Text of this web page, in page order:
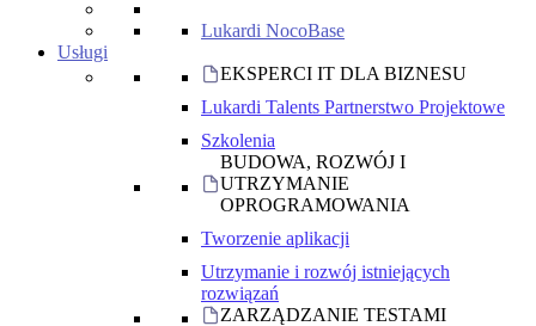
Lukardi NocoBase
Usługi
EKSPERCI IT DLA BIZNESU
Lukardi Talents Partnerstwo Projektowe
Szkolenia
BUDOWA, ROZWÓJ I
UTRZYMANIE
OPROGRAMOWANIA
Tworzenie aplikacji
Utrzymanie i rozwój istniejących
rozwiązań
ZARZĄDZANIE TESTAMI